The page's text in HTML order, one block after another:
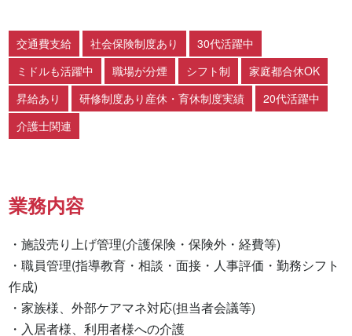
交通費支給 社会保険制度あり
30代活躍中
ミドルも活躍中
職場が分煙 シフト制
家庭都合休OK
昇給あり
研修制度あり産休・育休制度実績
20代活躍中
介護士関連
業務内容
・施設売り上げ管理(介護保険・保険外・経費等)
・職員管理(指導教育・相談・面接・人事評価・勤務シフト
作成)
・家族様、外部ケアマネ対応(担当者会議等)
・入居者様、利用者様への介護